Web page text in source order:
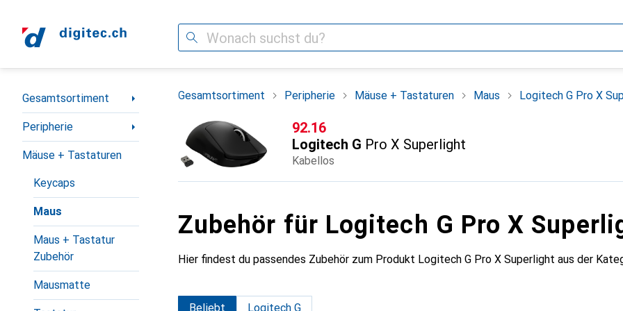
Suche
Navigation nach Kategorien
Gesamtsortiment
Peripherie
Mäuse + Tastaturen
Keycaps
Maus
Maus + Tastatur
Zubehör
Mausmatte
Gesamtsortiment Peripherie Mäuse + Tastaturen Maus Logitech G Pro X
CHF
92.16
Logitech G Pro X Superlight
Kabellos
Zubehör für Logitech G Pro X
Hier findest du passendes Zubehör zum Produkt Logitech G Pro X Superlight aus der
Beliebt Logitech G